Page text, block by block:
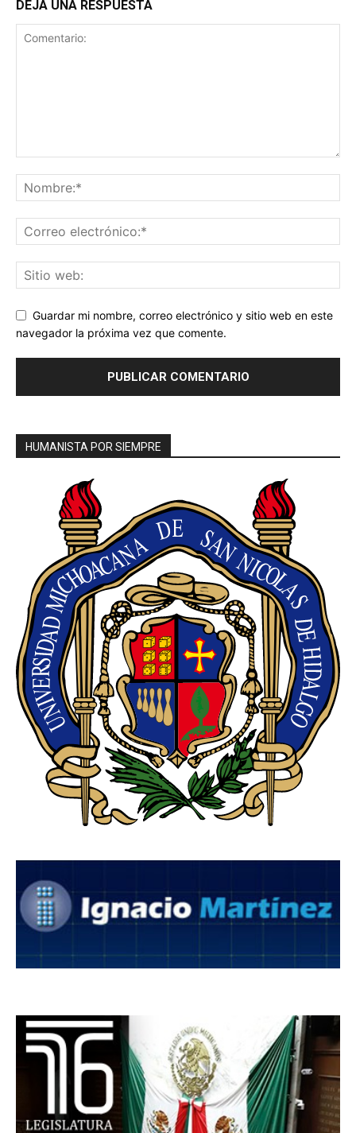
DEJA UNA RESPUESTA
Guardar mi nombre, correo electrónico y sitio web en este
navegador la próxima vez que comente.
HUMANISTA POR SIEMPRE